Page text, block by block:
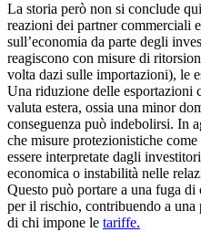
La storia però non si conclude
reazioni dei partner commerciali
sull’economia da parte degli
reagiscono con misure di
volta dazi sulle importazioni), le
Una riduzione delle esportazioni
valuta estera, ossia una minor
conseguenza può indebolirsi. In
che misure protezionistiche
essere interpretate dagli
economica o instabilità nelle
Questo può portare a una fuga
per il rischio, contribuendo a una
di chi impone le tariffe.